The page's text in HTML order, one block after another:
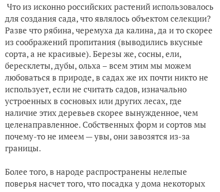
Что из исконно российских растений использовалось
для создания сада, что являлось объектом селекции?
Разве что рябина, черемуха да калина, да и то скорее
из соображений пропитания (выводились вкусные
сорта, а не красивые). Березы же, сосны, ели,
бересклеты, дубы, ольха – всем этим мы можем
любоваться в природе, в садах же их почти никто не
использует, если не считать садов, изначально
устроенных в сосновых или других лесах, где
наличие этих деревьев скорее вынужденное, чем
целенаправленное. Собственных форм и сортов мы
почему-то не имеем — увы, они завозятся из-за
границы.
Более того, в народе распространены нелепые
поверья насчет того, что посадка у дома некоторых